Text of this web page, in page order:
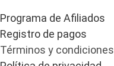
Programa de Afiliados
Registro de pagos
Términos y condiciones